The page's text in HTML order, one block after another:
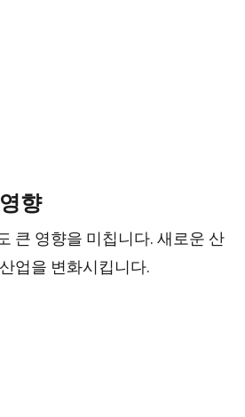
향
큰 영향을 미칩니다. 새로운 산
업을 변화시킵니다.